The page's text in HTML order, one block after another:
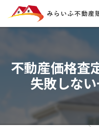
不動産価格査
失敗しな